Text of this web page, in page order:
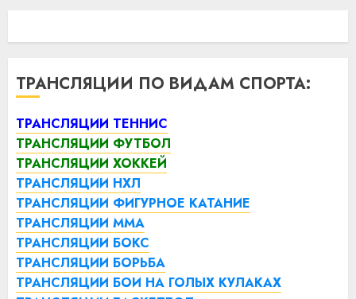
ТРАНСЛЯЦИИ ПО ВИДАМ СПОРТА:
ТРАНСЛЯЦИИ ТЕННИС
ТРАНСЛЯЦИИ ФУТБОЛ
ТРАНСЛЯЦИИ ХОККЕЙ
ТРАНСЛЯЦИИ НХЛ
ТРАНСЛЯЦИИ ФИГУРНОЕ КАТАНИЕ
ТРАНСЛЯЦИИ ММА
ТРАНСЛЯЦИИ БОКС
ТРАНСЛЯЦИИ БОРЬБА
ТРАНСЛЯЦИИ БОИ НА ГОЛЫХ КУЛАКАХ